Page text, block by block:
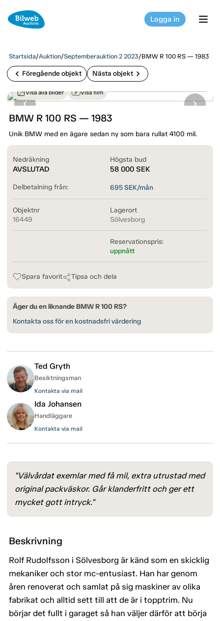
Logga in
Startsida/Auktion/Septemberauktion 2 2023/BMW R 100 RS — 1983
chevron_left Föregående objekt Nästa objekt chevron_right
Visa alla bilder Visa film
BMW R 100 RS — 1983
Unik BMW med en ägare sedan ny som bara rullat 4100 mil.
Nedräkning
AVSLUTAD
Högsta bud
58 000 SEK
Delbetalning från: 695SEK/mån
Objektnr
16449
Lagerort
Sölvesborg
Reservationspris:
uppnått
Spara favorit Tipsa och dela
Äger du en liknande BMW R 100 RS?
Kontakta oss för en kostnadsfri värdering
Ted Gryth
Besiktningsman
Kontakta via mail
Ida Johansen
Handläggare
Kontakta via mail
"Välvårdat exemlar med få mil, extra utrustad med
original packväskor. Går klanderfritt och ger ett
mycket gott intryck."
Beskrivning
Rolf Rudolfsson i Sölvesborg är känd som en skicklig
mekaniker och stor mc-entusiast. Han har genom
åren renoverat och samlat på sig maskiner av olika
fabrikat och alltid sett till att de är i topptrim. Nu
börjar det fullt i garaget så han väljer därför att börja